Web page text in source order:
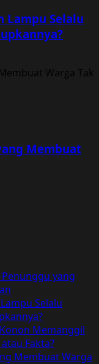
Lampu Selalu
Membuat
yang
Selalu
Memanggil
Fakta?
Membuat Warga